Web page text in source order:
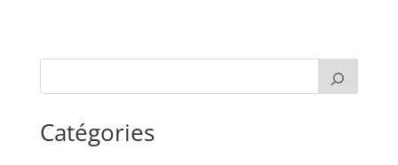
Catégories